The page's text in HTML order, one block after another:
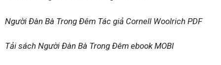
Người Đàn Bà Trong Đêm Tác giả Cornell Woolrich PDF
Tải sách Người Đàn Bà Trong Đêm ebook MOBI